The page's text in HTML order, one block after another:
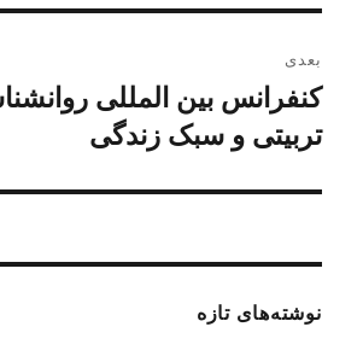
بعدی
نوشته
بعدی:
کنفرانس بین المللی
تربیتی و سبک زندگی
نوشته‌های تازه